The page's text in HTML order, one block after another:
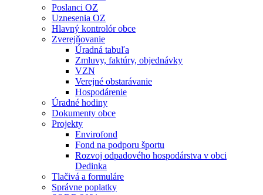
Poslanci OZ
Uznesenia OZ
Hlavný kontrolór obce
Zverejňovanie
Úradná tabuľa
Zmluvy, faktúry, objednávky
VZN
Verejné obstarávanie
Hospodárenie
Úradné hodiny
Dokumenty obce
Projekty
Envirofond
Fond na podporu športu
Rozvoj odpadového hospodárstva v obci
Dedinka
Tlačivá a formuláre
Správne poplatky